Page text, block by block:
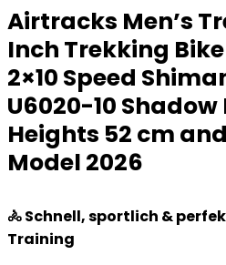
Airtracks Men’s
Inch Trekking
2×10 Speed
U6020-10
Heights 52 cm
Model 2026
🚴 Schnell, sportlich &
Training